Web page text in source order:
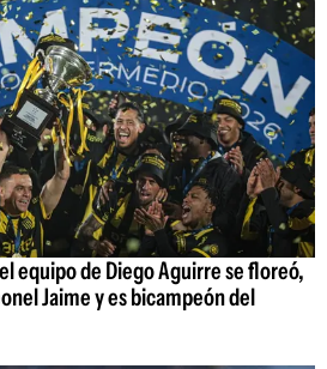
equipo de Diego Aguirre se floreó,
Jaime y es bicampeón del